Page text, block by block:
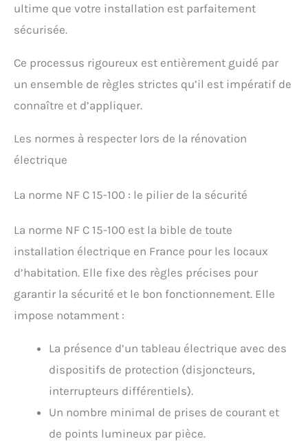
ultime que votre installation est parfaitement
sécurisée.
Ce processus rigoureux est entièrement guidé par
un ensemble de règles strictes qu’il est impératif de
connaître et d’appliquer.
Les normes à respecter lors de la rénovation
électrique
La norme NF C 15-100 : le pilier de la sécurité
La norme NF C 15-100 est la bible de toute
installation électrique en France pour les locaux
d’habitation. Elle fixe des règles précises pour
garantir la sécurité et le bon fonctionnement. Elle
impose notamment :
La présence d’un tableau électrique avec des
dispositifs de protection (disjoncteurs,
interrupteurs différentiels).
Un nombre minimal de prises de courant et
de points lumineux par pièce.